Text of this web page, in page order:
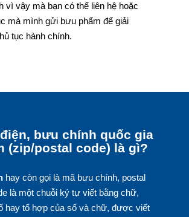
vì vậy mà bạn có thể liên hệ hoặc
mà mình gửi bưu phẩm để giải
tục hành chính.
bưu chính quốc gia
(zip/postal code) là gì?
hay còn gọi là mã bưu chính, postal
là một chuỗi ký tự viết bằng chữ,
hay tổ hợp của số và chữ, được viết